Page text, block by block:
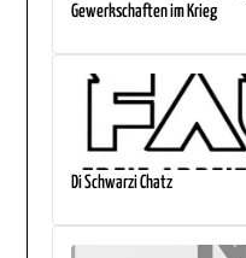
Gewerkschaften im Krieg
Di Schwarzi Chatz